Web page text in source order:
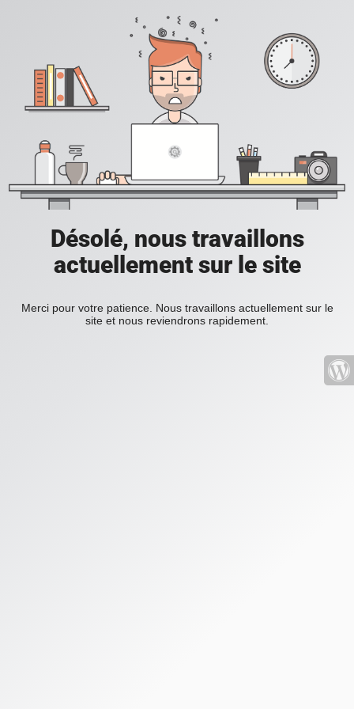
Désolé, nous travaillons
actuellement sur le site
Merci pour votre patience. Nous travaillons actuellement sur le
site et nous reviendrons rapidement.